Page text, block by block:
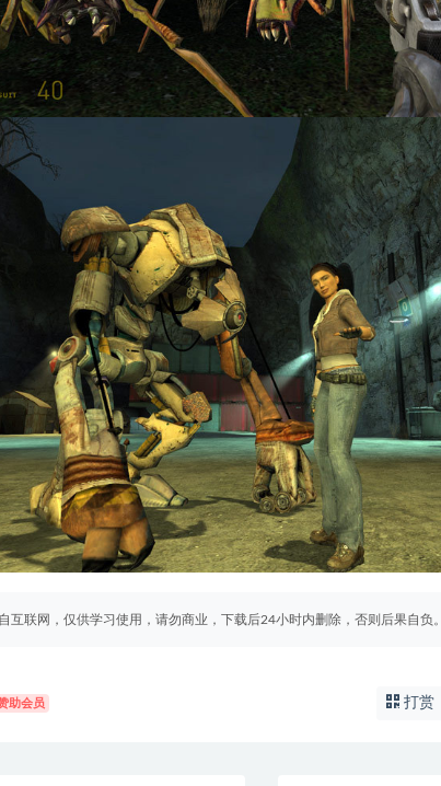
互联网，仅供学习使用，请勿商业，下载后24小时内删除，否则后果自负。
助会员 打赏